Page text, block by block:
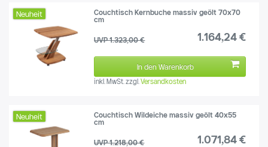
Neuheit
Couchtisch Kernbuche massiv geölt 70x70
cm
UVP 1.323,00 € 1.164,24 €
In den Warenkorb
inkl. MwSt. zzgl.Versandkosten
Neuheit
Couchtisch Wildeiche massiv geölt 40x55
cm
UVP 1.218,00 € 1.071,84 €